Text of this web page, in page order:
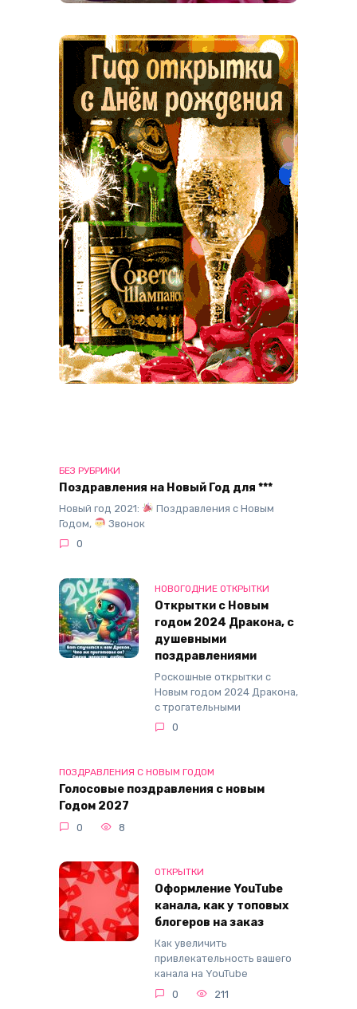
БЕЗ РУБРИКИ
Поздравления на Новый Год для ***
Новый год 2021:
Поздравления с Новым
Годом,
Звонок
0
НОВОГОДНИЕ ОТКРЫТКИ
Открытки с Новым
годом 2024 Дракона, с
душевными
поздравлениями
Роскошные открытки с
Новым годом 2024 Дракона,
с трогательными
0
ПОЗДРАВЛЕНИЯ С НОВЫМ ГОДОМ
Голосовые поздравления с новым
Годом 2027
0 8
ОТКРЫТКИ
Оформление YouTube
канала, как у топовых
блогеров на заказ
Как увеличить
привлекательность вашего
канала на YouTube
0
211